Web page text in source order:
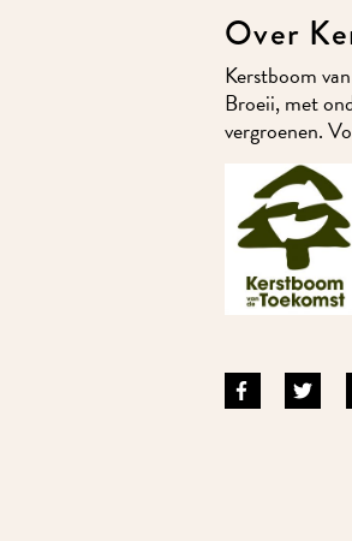
Over
Kerstboom
Broeii, met
vergroenen.